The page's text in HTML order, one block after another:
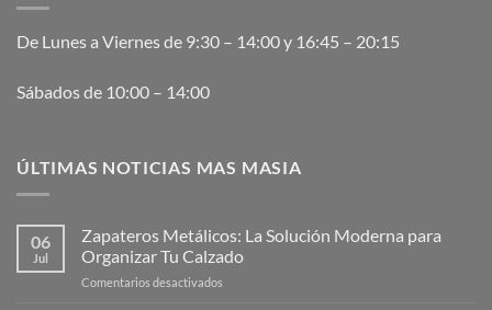
De Lunes a Viernes de 9:30 – 14:00 y 16:45 – 20:15
Sábados de 10:00 – 14:00
ÚLTIMAS NOTICIAS MAS MASIA
06
Jul
Zapateros Metálicos: La Solución Moderna para
Organizar Tu Calzado
Comentarios desactivados